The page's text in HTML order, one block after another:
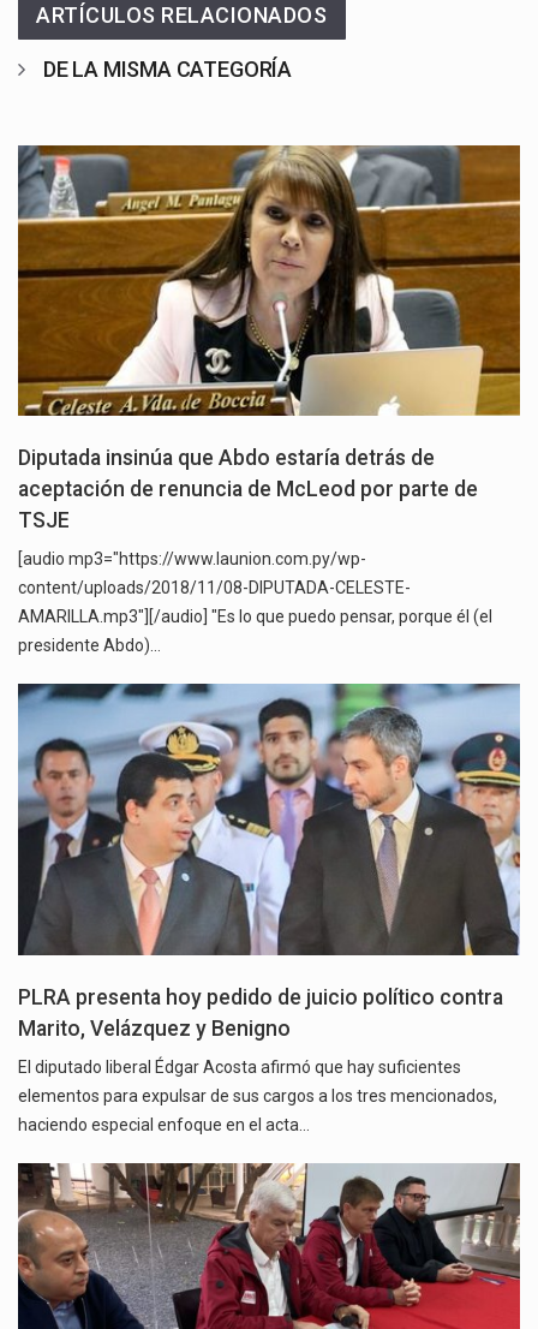
ARTÍCULOS RELACIONADOS
DE LA MISMA CATEGORÍA
Diputada insinúa que Abdo estaría detrás de
aceptación de renuncia de McLeod por parte de
TSJE
[audio mp3="https://www.launion.com.py/wp-
content/uploads/2018/11/08-DIPUTADA-CELESTE-
AMARILLA.mp3"][/audio] "Es lo que puedo pensar, porque él (el
presidente Abdo)…
PLRA presenta hoy pedido de juicio político contra
Marito, Velázquez y Benigno
El diputado liberal Édgar Acosta afirmó que hay suficientes
elementos para expulsar de sus cargos a los tres mencionados,
haciendo especial enfoque en el acta…